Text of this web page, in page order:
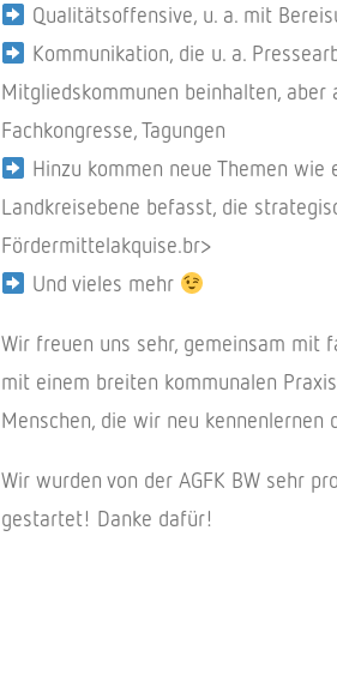
Qualitätsoffensive, u. a. mit
Kommunikation, die u. a.
Mitgliedskommunen beinhalten, aber
Fachkongresse, Tagungen
Hinzu kommen neue Themen
Landkreisebene befasst, die
Fördermittelakquise.br>
Und vieles mehr
Wir freuen uns sehr, gemeinsam mit
mit einem breiten kommunalen
Menschen, die wir neu kennenlernen
Wir wurden von der AGFK BW sehr
gestartet! Danke dafür!